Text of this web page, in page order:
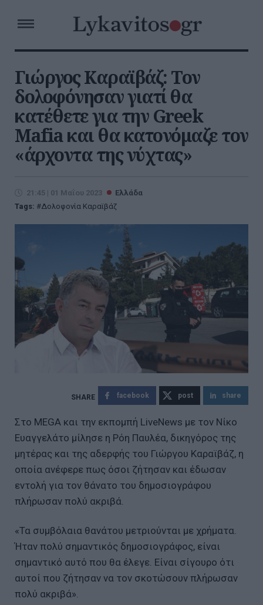
Γιώργος Καραϊβάζ: Τον
δολοφόνησαν γιατί θα
κατέθετε για την Greek
Mafia και θα κατονόμαζε τον
«άρχοντα της νύχτας»
21:45 | 01 Μαΐου 2023
Ελλάδα
Tags:
Δολοφονία Καραϊβάζ
facebook post share
Στο MEGA και την εκπομπή LiveNews με τον Νίκο
Ευαγγελάτο μίλησε η Ρόη Παυλέα, δικηγόρος της
μητέρας και της αδερφής του Γιώργου Καραϊβάζ, η
οποία ανέφερε πως όσοι ζήτησαν και έδωσαν
εντολή για τον θάνατο του δημοσιογράφου
πλήρωσαν πολύ ακριβά.
«Τα συμβόλαια θανάτου μετριούνται με χρήματα.
Ήταν πολύ σημαντικός δημοσιογράφος, είναι
σημαντικό αυτό που θα έλεγε. Είναι σίγουρο ότι
αυτοί που ζήτησαν να τον σκοτώσουν πλήρωσαν
πολύ ακριβά».